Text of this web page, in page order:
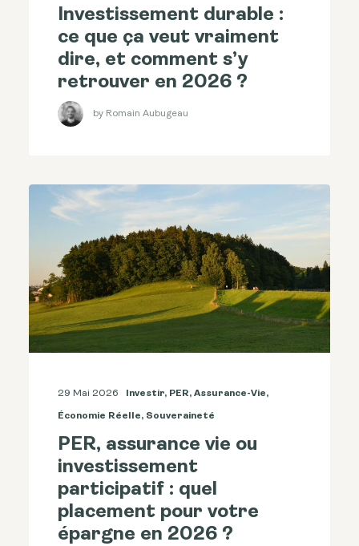
Investissement durable :
ce que ça veut vraiment
dire, et comment s’y
retrouver en 2026 ?
by Romain Aubugeau
29 Mai 2026 Investir, PER, Assurance-Vie,
Économie Réelle, Souveraineté
PER, assurance vie ou
investissement
participatif : quel
placement pour votre
épargne en 2026 ?